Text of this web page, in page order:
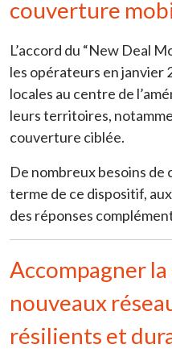
couverture
L’accord du “New Deal
les opérateurs en janvier
locales au centre de
leurs territoires,
couverture ciblée.
De nombreux besoins
terme de ce dispositif,
des réponses
Accompagner
nouveaux
résilients et